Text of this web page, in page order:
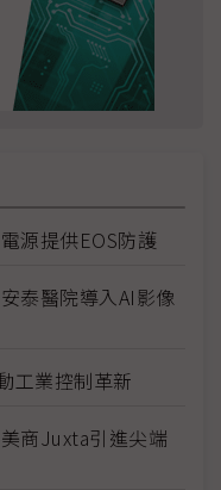
源提供EOS防護
泰醫院導入AI影像
工業控制革新
商Juxta引進尖端